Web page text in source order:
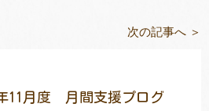
次の記事へ ＞
11月度 月間支援プログ